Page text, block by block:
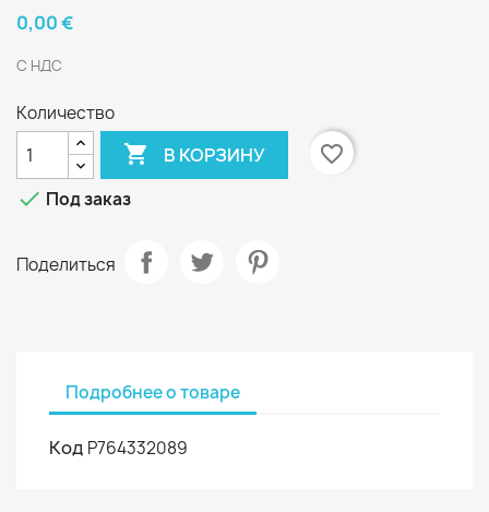
0,00 €
С НДС
Количество
 В КОРЗИНУ
favorite_border
 Под заказ
Поделиться
Подробнее о товаре
Код P764332089